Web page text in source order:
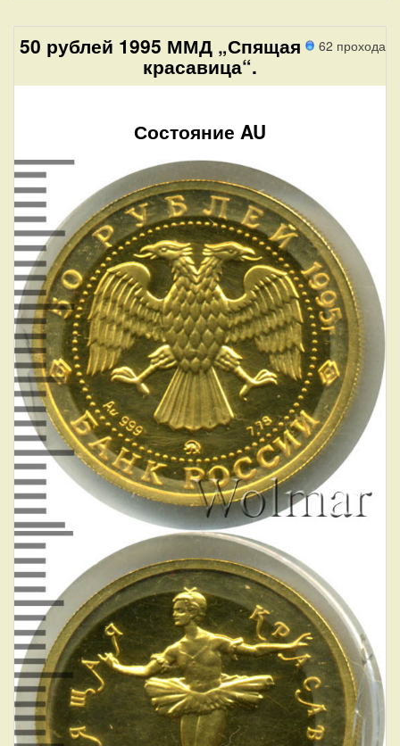
62 прохода
50 рублей 1995 ММД „Спящая
красавица“.
Состояние AU